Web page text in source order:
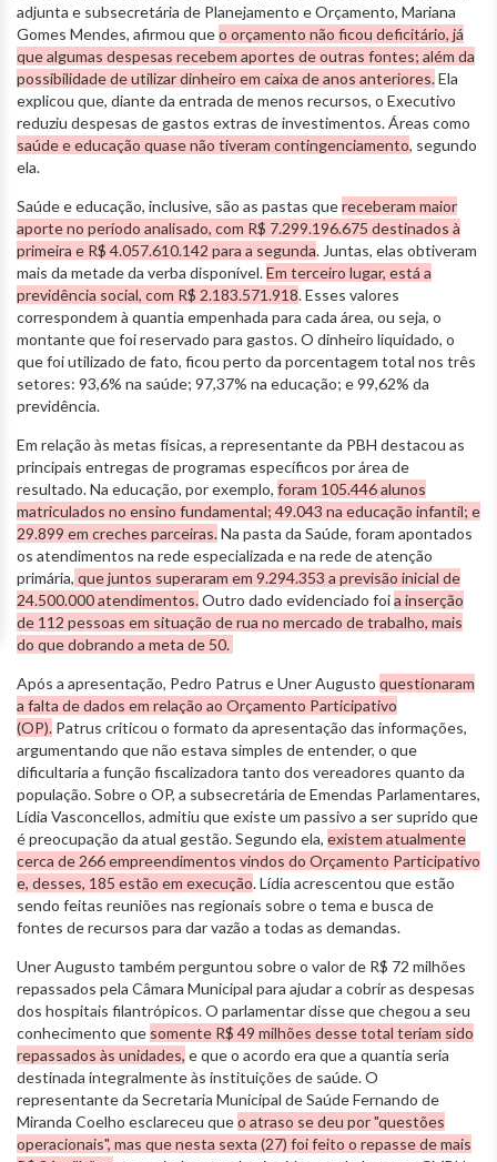
adjunta e subsecretária de Planejamento e Orçamento, Mariana
Gomes Mendes, afirmou queo orçamento não ficou deficitário, já
que algumas despesas recebem aportes de outras fontes; além da
possibilidade de utilizar dinheiro em caixa de anos anteriores.Ela
explicou que, diante da entrada de menos recursos, o Executivo
reduziu despesas de gastos extras de investimentos. Áreas como
saúde e educação quase não tiveram contingenciamento, segundo
ela.
Saúde e educação, inclusive, são as pastas quereceberam maior
aporte no período analisado, com R$ 7.299.196.675 destinados à
primeira e R$ 4.057.610.142 para a segunda. Juntas, elas obtiveram
mais da metade da verba disponível.Em terceiro lugar, está a
previdência social, com R$ 2.183.571.918. Esses valores
correspondem à quantia empenhada para cada área, ou seja, o
montante que foi reservado para gastos. O dinheiro liquidado, o
que foi utilizado de fato, ficou perto da porcentagem total nos três
setores: 93,6% na saúde; 97,37% na educação; e 99,62% da
previdência.
Em relação às metas físicas, a representante da PBH destacou as
principais entregas de programas específicos por área de
resultado. Na educação, por exemplo, foram 105.446 alunos
matriculados no ensino fundamental; 49.043 na educação infantil; e
29.899 em creches parceiras.Na pasta da Saúde, foram apontados
os atendimentos na rede especializada e na rede de atenção
primária, que juntos superaram em 9.294.353 a previsão inicial de
24.500.000 atendimentos.Outro dado evidenciado foia inserção
de 112 pessoas em situação de rua no mercado de trabalho, mais
do que dobrando a meta de 50.
Após a apresentação, Pedro Patrus e Uner Augusto questionaram
a falta de dados em relação ao Orçamento Participativo
(OP). Patrus criticou o formato da apresentação das informações,
argumentando que não estava simples de entender, o que
dificultaria a função fiscalizadora tanto dos vereadores quanto da
população. Sobre o OP, a subsecretária de Emendas Parlamentares,
Lídia Vasconcellos, admitiu que existe um passivo a ser suprido que
é preocupação da atual gestão. Segundo ela, existem atualmente
cerca de 266 empreendimentos vindos do Orçamento Participativo
e, desses, 185 estão em execução. Lídia acrescentou que estão
sendo feitas reuniões nas regionais sobre o tema e busca de
fontes de recursos para dar vazão a todas as demandas.
Uner Augusto também perguntou sobre o valor de R$ 72 milhões
repassados pela Câmara Municipal para ajudar a cobrir as despesas
dos hospitais filantrópicos. O parlamentar disse que chegou a seu
conhecimento que somente R$ 49 milhões desse total teriam sido
repassados às unidades, e que o acordo era que a quantia seria
destinada integralmente às instituições de saúde. O
representante da Secretaria Municipal de Saúde Fernando de
Miranda Coelho esclareceu queo atraso se deu por "questões
operacionais", mas que nesta sexta (27) foi feito o repasse de mais